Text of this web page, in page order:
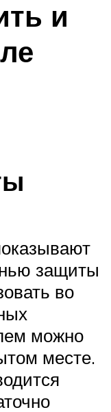
и
защиты
во
можно
месте.